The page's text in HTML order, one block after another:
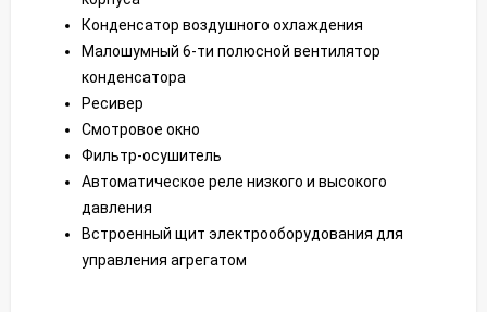
Конденсатор воздушного охлаждения
Малошумный 6-ти полюсной вентилятор
конденсатора
Ресивер
Смотровое окно
Фильтр-осушитель
Автоматическое реле низкого и высокого
давления
Встроенный щит электрооборудования для
управления агрегатом